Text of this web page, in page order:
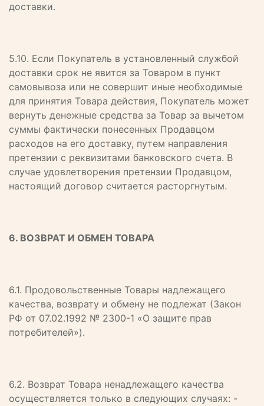
доставки.
5.10. Если Покупатель в установленный службой
доставки срок не явится за Товаром в пункт
самовывоза или не совершит иные необходимые
для принятия Товара действия, Покупатель может
вернуть денежные средства за Товар за вычетом
суммы фактически понесенных Продавцом
расходов на его доставку, путем направления
претензии с реквизитами банковского счета. В
случае удовлетворения претензии Продавцом,
настоящий договор считается расторгнутым.
6. ВОЗВРАТ И ОБМЕН ТОВАРА
6.1. Продовольственные Товары надлежащего
качества, возврату и обмену не подлежат (Закон
РФ от 07.02.1992 № 2300-1 «О защите прав
потребителей»).
6.2. Возврат Товара ненадлежащего качества
осуществляется только в следующих случаях: -